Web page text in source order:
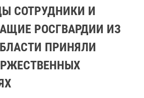
СОТРУДНИКИ И
РОСГВАРДИИ ИЗ
ПРИНЯЛИ